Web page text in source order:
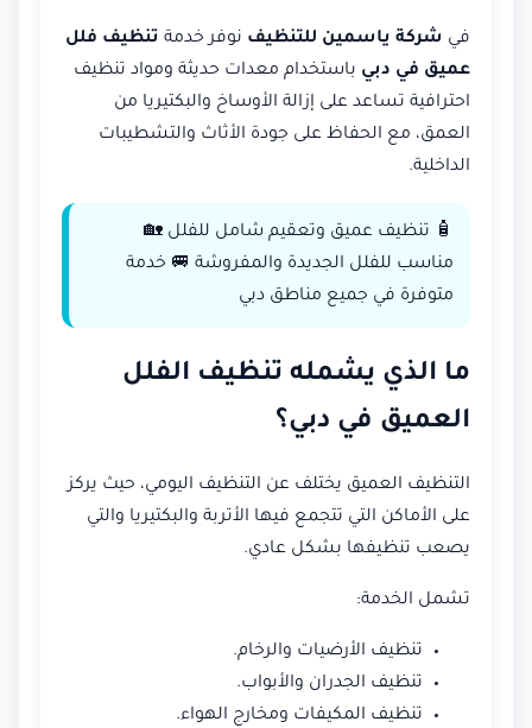
في شركة ياسمين للتنظيف نوفر خدمة تنظيف فلل
عميق في دبي باستخدام معدات حديثة ومواد تنظيف
احترافية تساعد على إزالة الأوساخ والبكتيريا من
العمق، مع الحفاظ على جودة الأثاث والتشطيبات
الداخلية.
🧴 تنظيف عميق وتعقيم شامل للفلل 🏡
مناسب للفلل الجديدة والمفروشة 🚐 خدمة
متوفرة في جميع مناطق دبي
ما الذي يشمله تنظيف الفلل
العميق في دبي؟
التنظيف العميق يختلف عن التنظيف اليومي، حيث يركز
على الأماكن التي تتجمع فيها الأتربة والبكتيريا والتي
يصعب تنظيفها بشكل عادي.
تشمل الخدمة:
تنظيف الأرضيات والرخام.
تنظيف الجدران والأبواب.
تنظيف المكيفات ومخارج الهواء.